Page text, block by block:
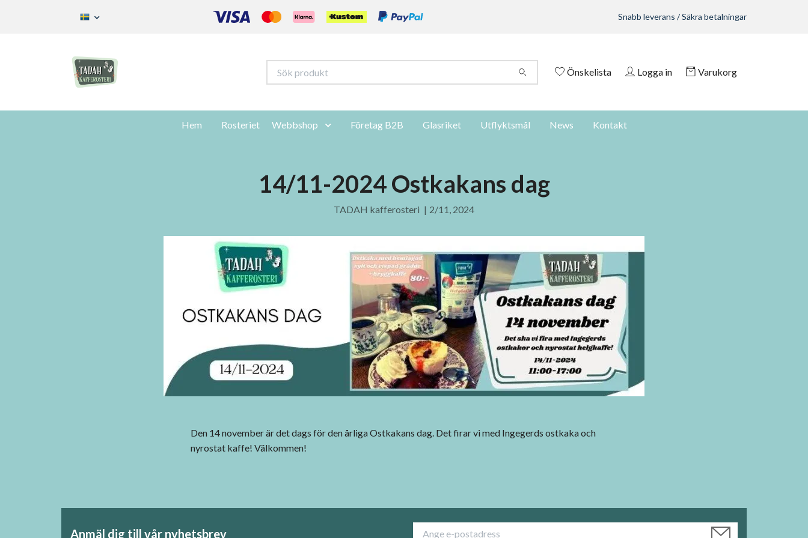
Snabb leverans / Säkra betalningar
Önskelista Logga in Varukorg
Hem Rosteriet Webbshop Företag B2B Glasriket Utflyktsmål News Kontakt
14/11-2024 Ostkakans dag
TADAH kafferosteri | 2/11, 2024
Den 14 november är det dags för den årliga Ostkakans dag. Det firar vi med Ingegerds ostkaka och
nyrostat kaffe! Välkommen!
Anmäl dig till vår nyhetsbrev